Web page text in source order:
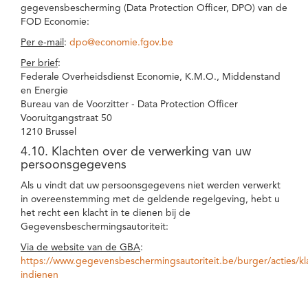
gegevensbescherming (Data Protection Officer, DPO) van de
FOD Economie:
Per e-mail : dpo@economie.fgov.be
Per brief:
Federale Overheidsdienst Economie, K.M.O., Middenstand
en Energie
Bureau van de Voorzitter - Data Protection Officer
Vooruitgangstraat 50
1210 Brussel
4.10. Klachten over de verwerking van uw
persoonsgegevens
Als u vindt dat uw persoonsgegevens niet werden verwerkt
in overeenstemming met de geldende regelgeving, hebt u
het recht een klacht in te dienen bij de
Gegevensbeschermingsautoriteit:
Via de website van de GBA:
https://www.gegevensbeschermingsautoriteit.be/burger/acties/
indienen